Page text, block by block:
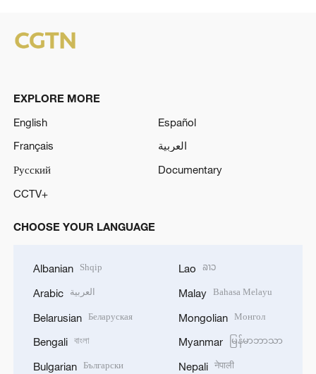
EXPLORE MORE
English
Español
Français
العربية
Русский
Documentary
CCTV+
CHOOSE YOUR LANGUAGE
Albanian Shqip
Arabic العربية
Belarusian Беларуская
Bengali বাংলা
Bulgarian Български
Lao ລາວ
Malay Bahasa Melayu
Mongolian Монгол
Myanmar မြန်မာဘာသာ
Nepali नेपाली